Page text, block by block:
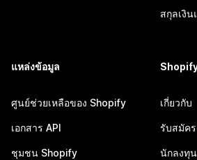
สกุลเงิ
แหล่งข้อมูล
ศูนย์ช่วยเหลือของ Shopify
เอกสาร API
ชุมชน Shopify
เกี่ยวกับ
รับสมัค
นักลงทุน